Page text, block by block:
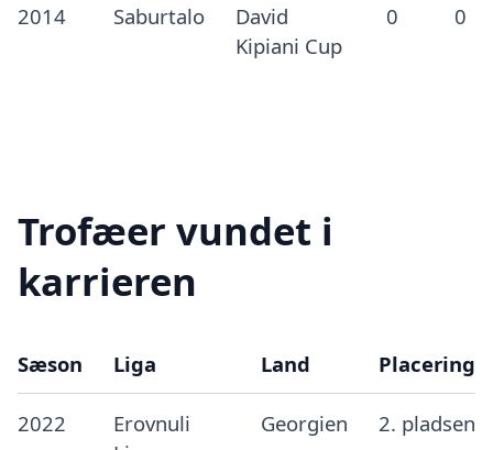
2014 Saburtalo
David
Kipiani Cup
0 0
Trofæer vundet i
karrieren
Sæson Liga Land Placering
2022
Erovnuli
Georgien 2. pladsen